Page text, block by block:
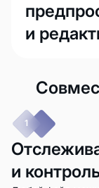
и
1
и